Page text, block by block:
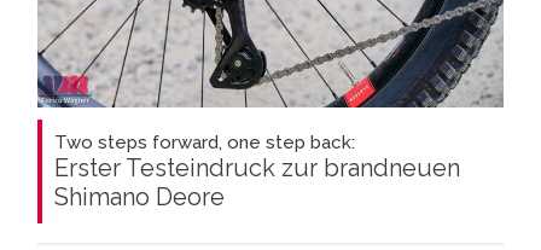
Two steps forward, one step back:
Erster Testeindruck zur brandneuen
Shimano Deore